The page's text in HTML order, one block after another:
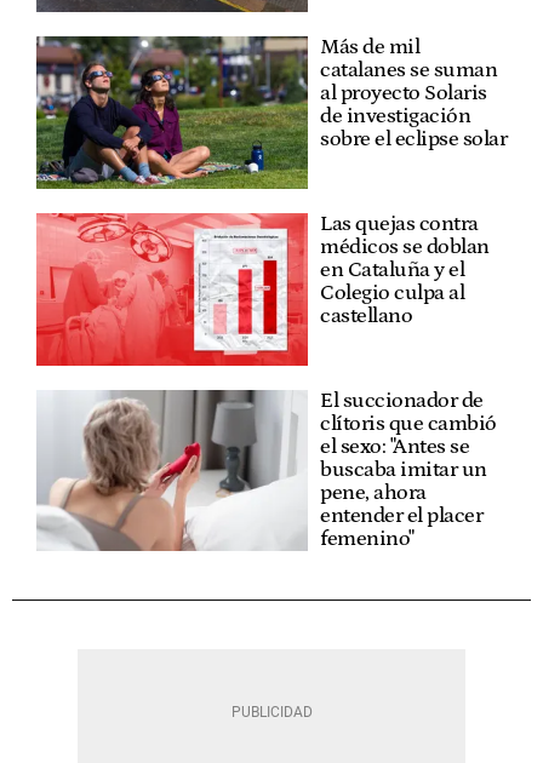
Más de mil
catalanes se suman
al proyecto Solaris
de investigación
sobre el eclipse solar
Las quejas contra
médicos se doblan
en Cataluña y el
Colegio culpa al
castellano
El succionador de
clítoris que cambió
el sexo: "Antes se
buscaba imitar un
pene, ahora
entender el placer
femenino"